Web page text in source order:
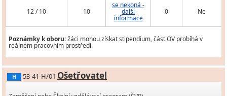
12 / 10 10
se nekoná -
další
informace
0 Ne
Poznámky k oboru:žáci mohou získat stipendium, část OV probíhá v
reálném pracovním prostředí.
H 53-41-H/01 Ošetřovatel